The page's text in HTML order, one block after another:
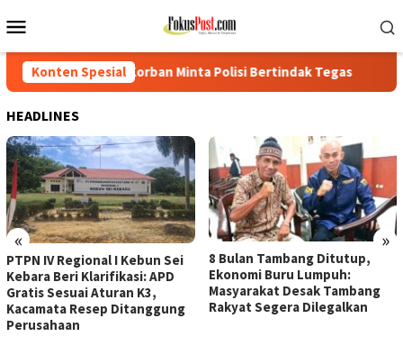
ke
Mobile
Konten Spesial
Minta Polisi Bertindak Tegas PTPN IV Regional I
HEADLINES
« »
PTPN IV Regional I Kebun Sei
Kebara Beri Klarifikasi: APD
Gratis Sesuai Aturan K3,
Kacamata Resep Ditanggung
Perusahaan
8 Bulan Tambang Ditutup,
Ekonomi Buru Lumpuh:
Masyarakat Desak Tambang
Rakyat Segera Dilegalkan